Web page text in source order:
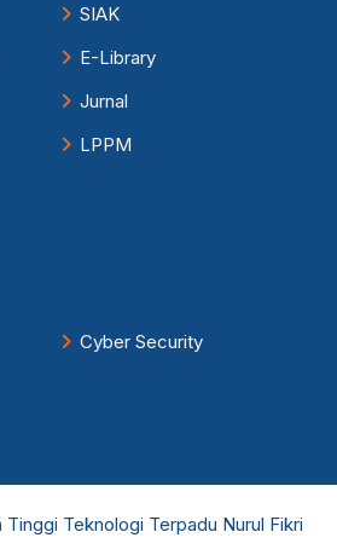
SIAK
E-Library
Jurnal
LPPM
Cyber Security
Teknologi Terpadu Nurul Fikri